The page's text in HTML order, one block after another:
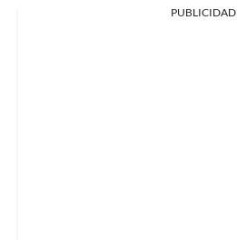
PUBLICIDAD